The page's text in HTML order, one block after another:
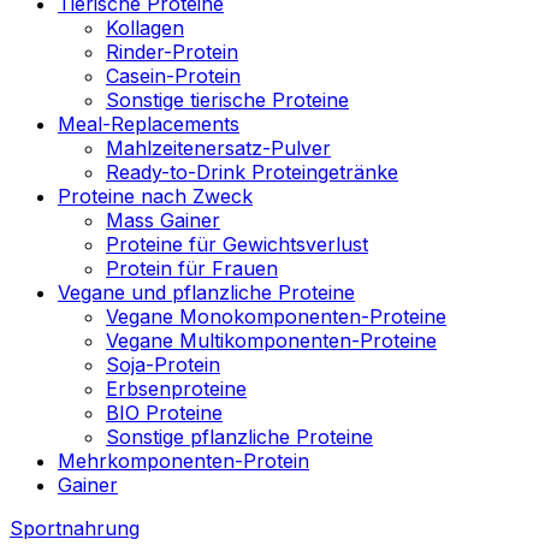
Kollagen
Rinder-Protein
Casein-Protein
Sonstige tierische Proteine
Meal-Replacements
Mahlzeitenersatz-Pulver
Ready-to-Drink Proteingetränke
Proteine nach Zweck
Mass Gainer
Proteine für Gewichtsverlust
Protein für Frauen
Vegane und pflanzliche Proteine
Vegane Monokomponenten-Proteine
Vegane Multikomponenten-Proteine
Soja-Protein
Erbsenproteine
BIO Proteine
Sonstige pflanzliche Proteine
Mehrkomponenten-Protein
Gainer
Sportnahrung